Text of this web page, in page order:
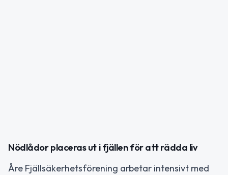
Nödlådor placeras ut i fjällen för att rädda liv
Åre Fjällsäkerhetsförening arbetar intensivt med